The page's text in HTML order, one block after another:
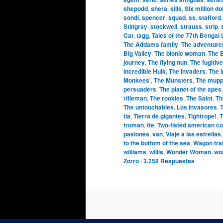
shepodd, shera, sills, Six million
sondi, spencer, squad, ss, stafford,
Stingray, stockwell, strauss, strip,
Cat, tagg, Tales of the 77th Bengal
The Addams family, The
Big Valley, The bionic woman, The
journey, The flying nun, The fugitive
incredible Hulk, The invaders, The
Monkees’, The Munsters, The
persuaders, The planet of the apes,
rifleman, The rookies, The Saint,
The untouchables. Los invasores,
tia, Tierra de gigantes, Tightrope!,
truman, tte, Two-fisted american
pasiones, van, Viaje a las estrellas,
to the bottom of the sea, Wagon
williams, willis, Wonder Woman,
Zorro | 3.258 Respuestas